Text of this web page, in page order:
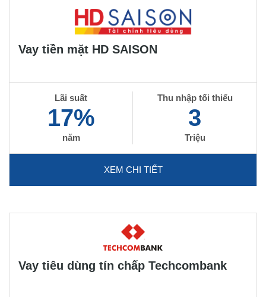
Vay tiền mặt HD SAISON
Lãi suất
17%
năm
Thu nhập tối thiểu
3
Triệu
XEM CHI TIẾT
Vay tiêu dùng tín chấp Techcombank